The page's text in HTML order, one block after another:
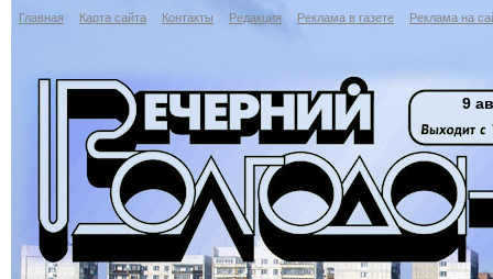
Главная Карта сайта Контакты Редакция Реклама в газете Реклама на
9